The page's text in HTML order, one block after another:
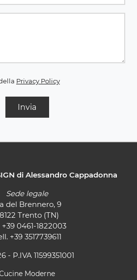
Privacy Policy
Invia
di Alessandro Cappadonna
Sede legale
del Brennero, 9
Trento (TN)
+39 0461-1822003
+39 3517739611
- P.IVA 11599351001
Moderne